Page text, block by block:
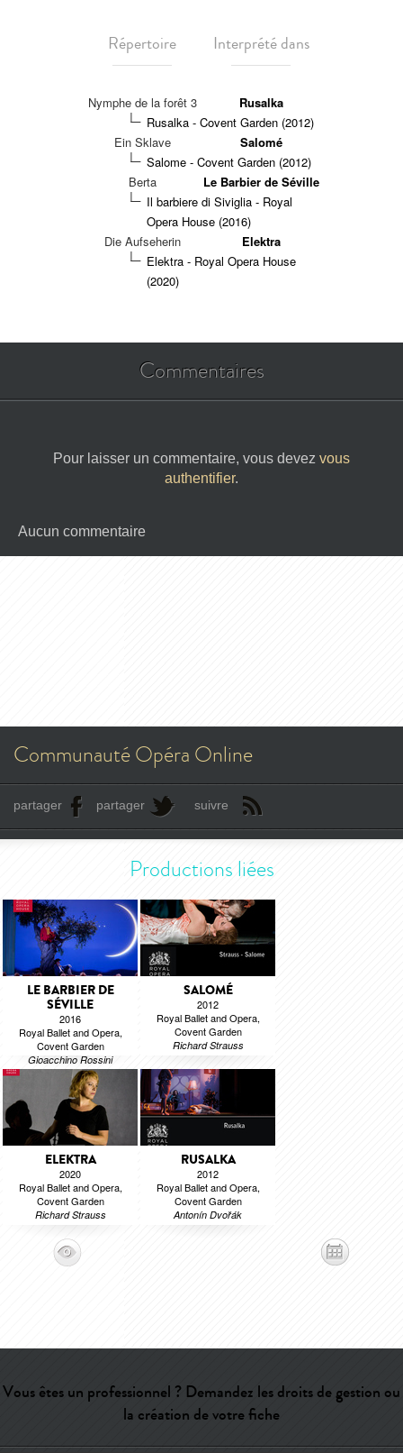
Répertoire Interprété dans
Nymphe de la forêt 3
Rusalka
Rusalka - Covent Garden (2012)
Ein Sklave
Salomé
Salome - Covent Garden (2012)
Berta
Le Barbier de Séville
Il barbiere di Siviglia - Royal
Opera House (2016)
Die Aufseherin
Elektra
Elektra - Royal Opera House
(2020)
Commentaires
Pour laisser un commentaire, vous devez vous
authentifier.
Aucun commentaire
Communauté Opéra Online
partager partager suivre
Productions liées
LE BARBIER DE
SÉVILLE
2016
Royal Ballet and Opera,
Covent Garden
Gioacchino Rossini
SALOMÉ
2012
Royal Ballet and Opera,
Covent Garden
Richard Strauss
ELEKTRA
2020
Royal Ballet and Opera,
Covent Garden
Richard Strauss
RUSALKA
2012
Royal Ballet and Opera,
Covent Garden
Antonín Dvořák
Vous êtes un professionnel ? Demandez les droits de gestion ou
la création de votre fiche